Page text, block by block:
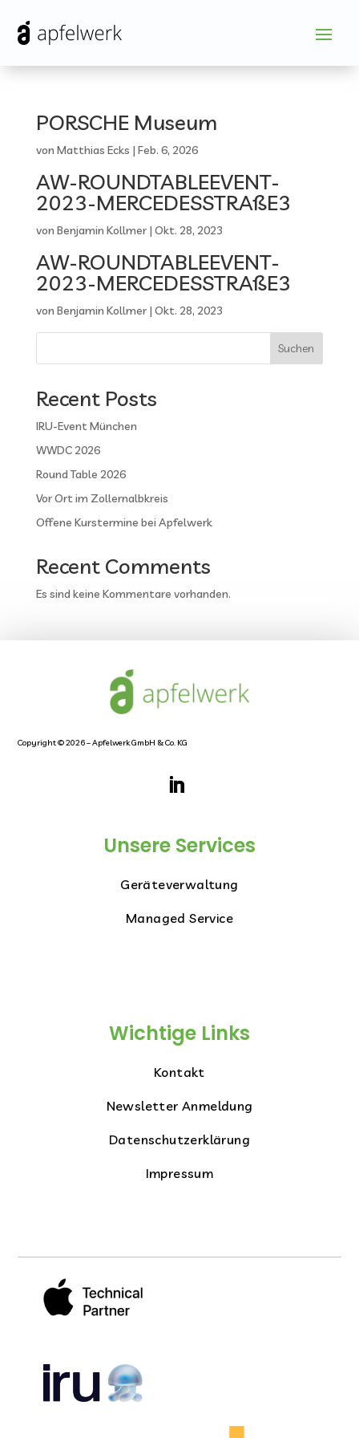
PORSCHE Museum
von Matthias Ecks | Feb. 6, 2026
AW-ROUNDTABLEEVENT-
2023-MERCEDESSTRAßE3
von Benjamin Kollmer| Okt. 28, 2023
AW-ROUNDTABLEEVENT-
2023-MERCEDESSTRAßE3
von Benjamin Kollmer| Okt. 28, 2023
Suchen
Recent Posts
IRU-Event München
WWDC 2026
Round Table 2026
Vor Ort im Zollernalbkreis
Offene Kurstermine bei Apfelwerk
Recent Comments
Es sind keine Kommentare vorhanden.
Copyright © 2026 – Apfelwerk GmbH & Co. KG
Unsere Services
Geräteverwaltung
Managed Service
Wichtige Links
Kontakt
Newsletter Anmeldung
Datenschutzerklärung
Impressum